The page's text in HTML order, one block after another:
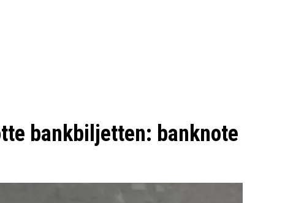
bankbiljetten: banknote